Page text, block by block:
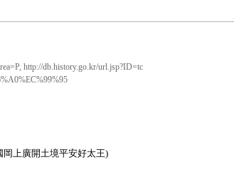
, http://db.history.go.kr/url.jsp?ID=tc
上廣開土境平安好太王)